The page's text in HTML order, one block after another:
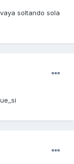
soltando sola